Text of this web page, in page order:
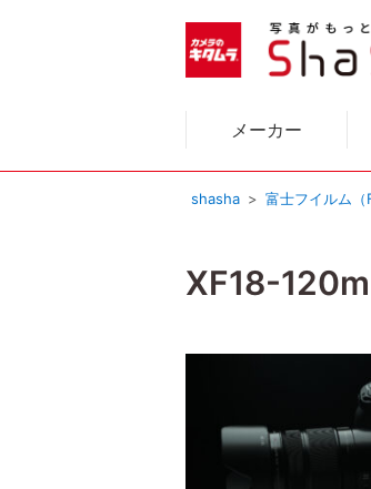
メーカー
shasha 富士フイルム（
XF18-